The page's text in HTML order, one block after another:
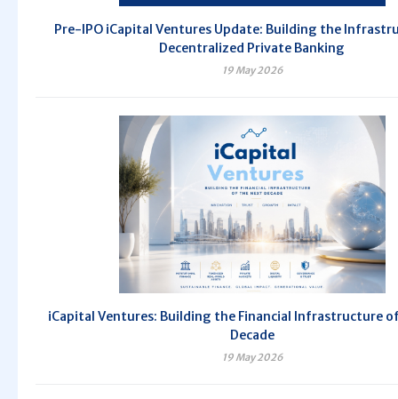
Pre-IPO iCapital Ventures Update: Building the
Decentralized Private Banking
19 May 2026
iCapital Ventures: Building the Financial Infrastructure
Decade
19 May 2026